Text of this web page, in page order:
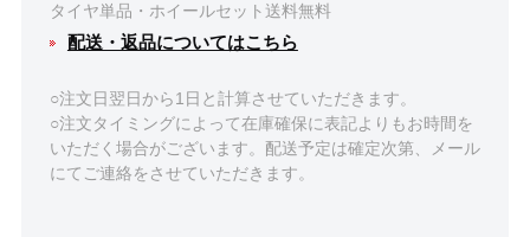
タイヤ単品・ホイールセット送料無料
配送・返品についてはこちら
○注文日翌日から1日と計算させていただきます。
○注文タイミングによって在庫確保に表記よりもお時間を
いただく場合がございます。配送予定は確定次第、メール
にてご連絡をさせていただきます。